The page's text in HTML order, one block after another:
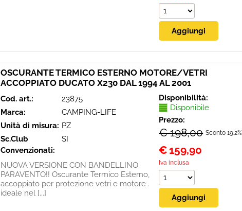
OSCURANTE TERMICO ESTERNO MOTORE/VETRI
ACCOPPIATO DUCATO X230 DAL 1994 AL 2001
Cod. art.:
23875
Marca:
CAMPING-LIFE
Unità di misura: PZ
Sc.Club
Convenzionati:
SI
NUOVA VERSIONE CON BANDELLINO
PARAVENTO!! Oscurante Termico Esterno,
accoppiato per protezione vetri e motore .
ideale nel [...]
Disponibilità:
Disponibile
Prezzo:
€ 198,00 Sconto 19.2%
€ 159,90
Iva inclusa